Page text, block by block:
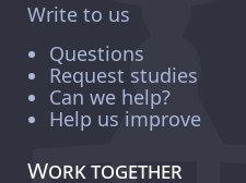
Write to us
Questions
Request studies
Can we help?
Help us improve
Work together